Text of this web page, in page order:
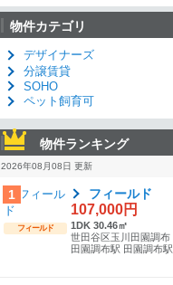
物件カテゴリ
デザイナーズ
分譲賃貸
SOHO
ペット飼育可
物件ランキング
2026年08月08日 更新
1
フィールド
フィールド
107,000円
1DK 30.46㎡
世田谷区玉川田園調布
田園調布駅 田園調布駅